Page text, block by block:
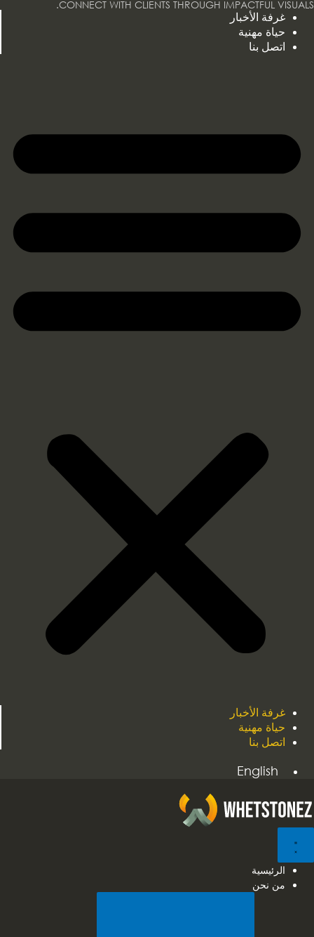
تخطي
المحتوى
CONNECT WITH CLIENTS THROUGH IMPACTFUL VISUALS.
غرفة الأخبار
حياة مهنية
اتصل بنا
غرفة الأخبار
حياة مهنية
اتصل بنا
English
الرئيسية
من نحن